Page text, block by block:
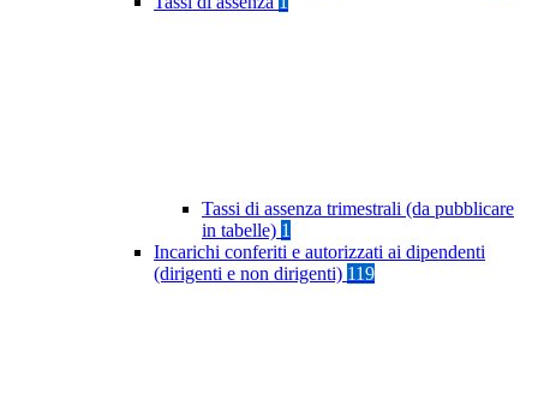
Tassi di assenza trimestrali (da pubblicare
in tabelle) 1
Incarichi conferiti e autorizzati ai dipendenti
(dirigenti e non dirigenti) 119